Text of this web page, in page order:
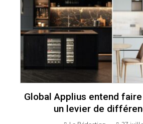
Global Applius entend
un levier de